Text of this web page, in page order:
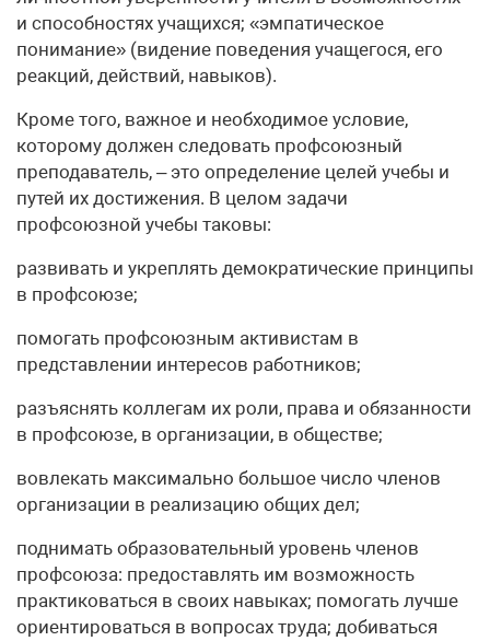
и способностях учащихся; «эмпатическое
понимание» (видение поведения учащегося, его
реакций, действий, навыков).
Кроме того, важное и необходимое условие,
которому должен следовать профсоюзный
преподаватель, – это определение целей учебы и
путей их достижения. В целом задачи
профсоюзной учебы таковы:
развивать и укреплять демократические принципы
в профсоюзе;
помогать профсоюзным активистам в
представлении интересов работников;
разъяснять коллегам их роли, права и обязанности
в профсоюзе, в организации, в обществе;
вовлекать максимально большое число членов
организации в реализацию общих дел;
поднимать образовательный уровень членов
профсоюза: предоставлять им возможность
практиковаться в своих навыках; помогать лучше
ориентироваться в вопросах труда; добиваться